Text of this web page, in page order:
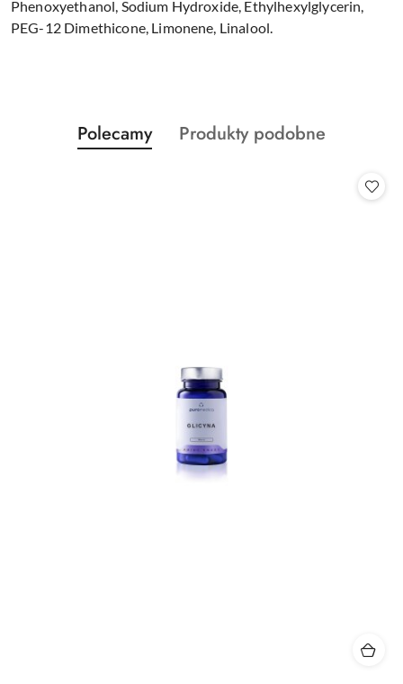
Phenoxyethanol, Sodium Hydroxide, Ethylhexylglycerin,
PEG-12 Dimethicone, Limonene, Linalool.
Pomiń karuzelę produktów
Produkty
o
Polecamy
Produkty
Produkty podobne